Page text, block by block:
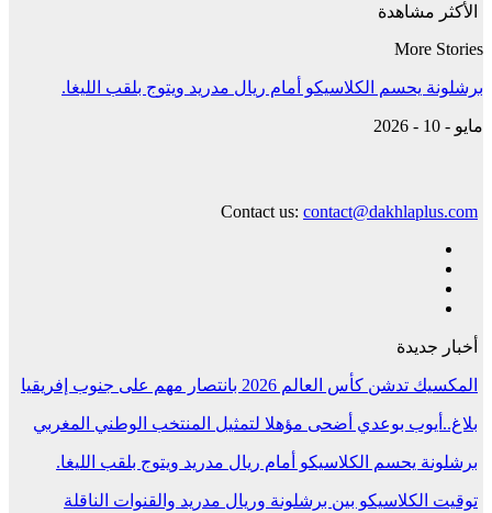
الأكثر مشاهدة
More Stories
برشلونة يحسم الكلاسيكو أمام ريال مدريد ويتوج بلقب الليغا.
مايو - 10 - 2026
Contact us: contact@dakhlaplus.com
أخبار جديدة
المكسيك تدشن كأس العالم 2026 بانتصار مهم على جنوب إفريقيا
بلاغ..أيوب بوعدي أضحى مؤهلا لتمثيل المنتخب الوطني المغربي
برشلونة يحسم الكلاسيكو أمام ريال مدريد ويتوج بلقب الليغا.
توقيت الكلاسيكو بين برشلونة وريال مدريد والقنوات الناقلة